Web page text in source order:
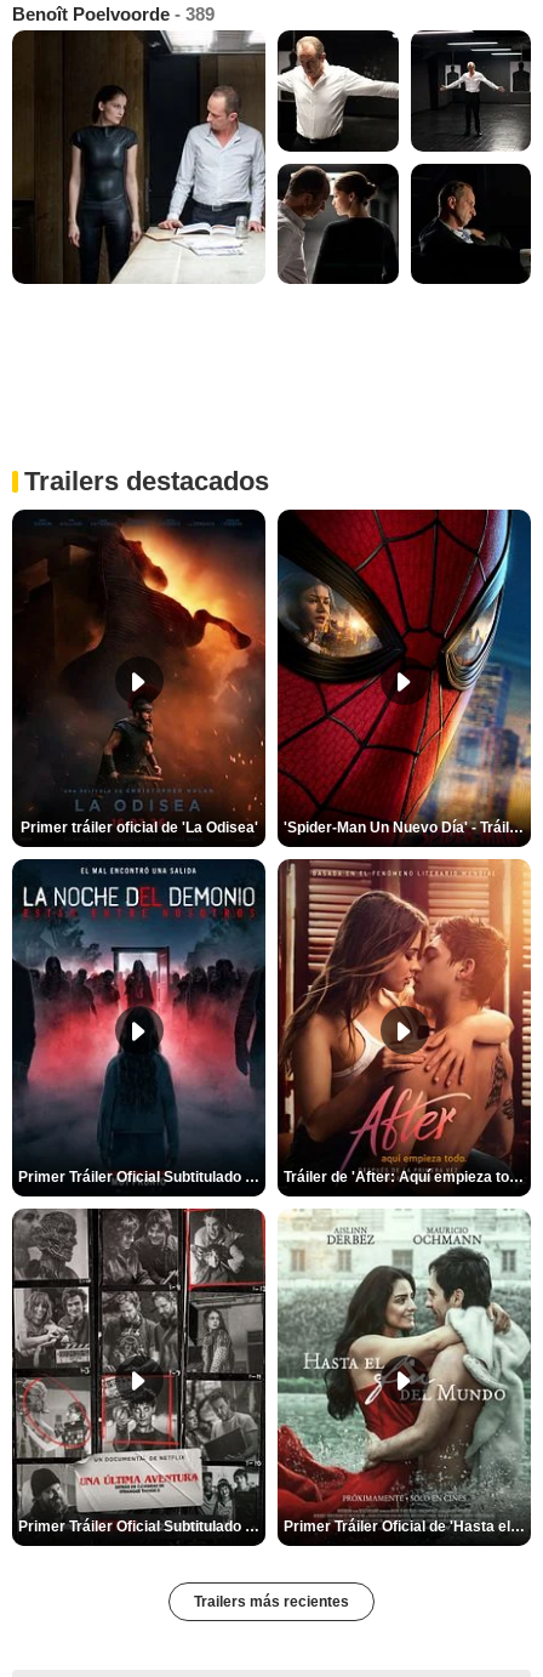
Benoît Poelvoorde - 389
Trailers destacados
Primer tráiler oficial de 'La Odisea' 'Spider-Man Un Nuevo Día' - Tráiler oficial subtitulado
Primer Tráiler Oficial Subtitulado de 'La Noche Del Demonio: Están Entre Nosotros' Tráiler de 'After: Aquí empieza todo'
Primer Tráiler Oficial Subtitulado de 'Una última aventura: Detrás de cámaras de Stranger Things 5' Primer Tráiler Oficial de 'Hasta el fin del mundo'
Trailers más recientes